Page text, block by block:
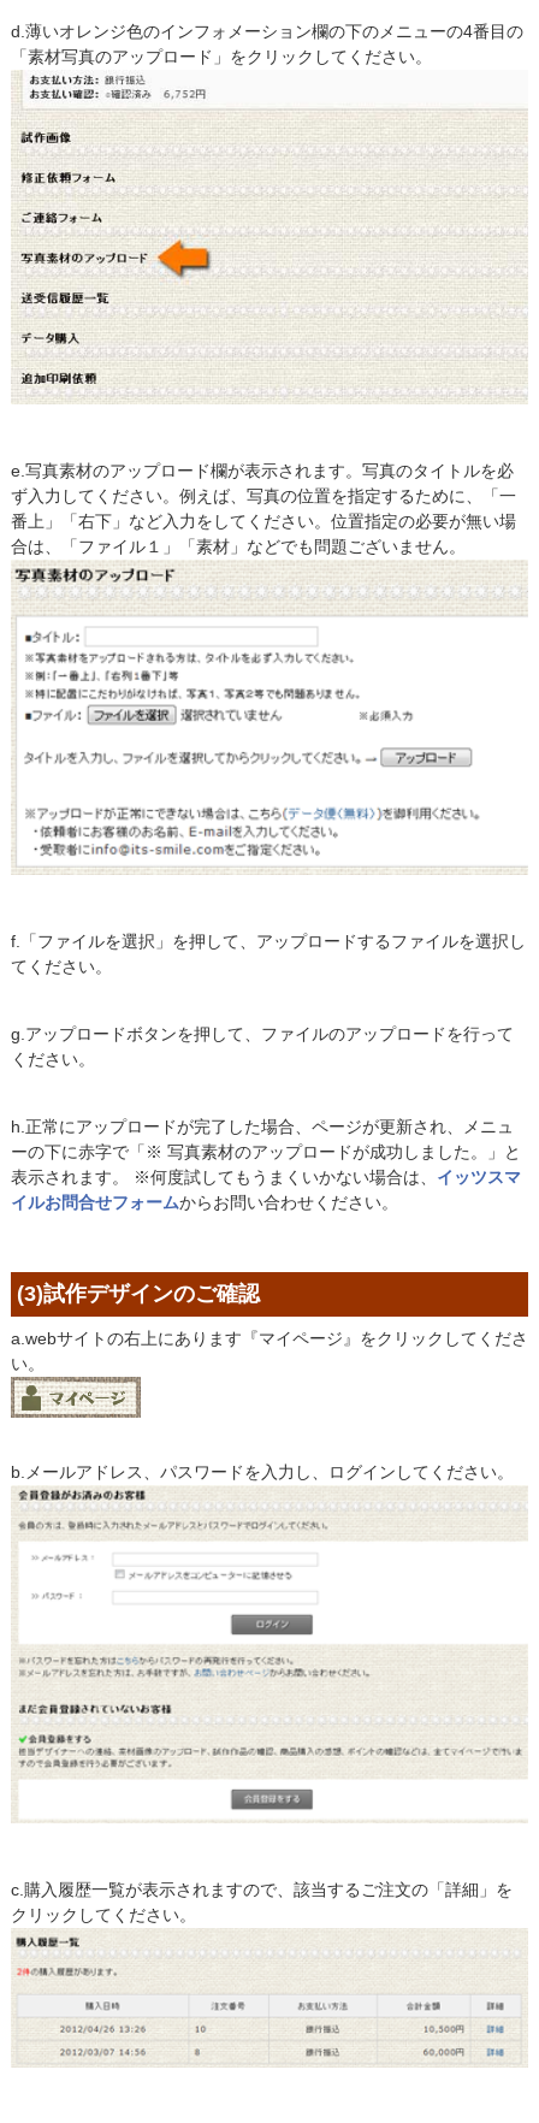
d.薄いオレンジ色のインフォメーション欄の下のメニューの4番目の
「素材写真のアップロード」をクリックしてください。
e.写真素材のアップロード欄が表示されます。写真のタイトルを必
ず入力してください。例えば、写真の位置を指定するために、「一
番上」「右下」など入力をしてください。位置指定の必要が無い場
合は、「ファイル１」「素材」などでも問題ございません。
f.「ファイルを選択」を押して、アップロードするファイルを選択し
てください。
g.アップロードボタンを押して、ファイルのアップロードを行って
ください。
h.正常にアップロードが完了した場合、ページが更新され、メニュ
ーの下に赤字で「※ 写真素材のアップロードが成功しました。」と
表示されます。 ※何度試してもうまくいかない場合は、 イッツスマ
イルお問合せフォームからお問い合わせください。
(3)試作デザインのご確認
a.webサイトの右上にあります『マイページ』をクリックしてくださ
い。
b.メールアドレス、パスワードを入力し、ログインしてください。
c.購入履歴一覧が表示されますので、該当するご注文の「詳細」を
クリックしてください。